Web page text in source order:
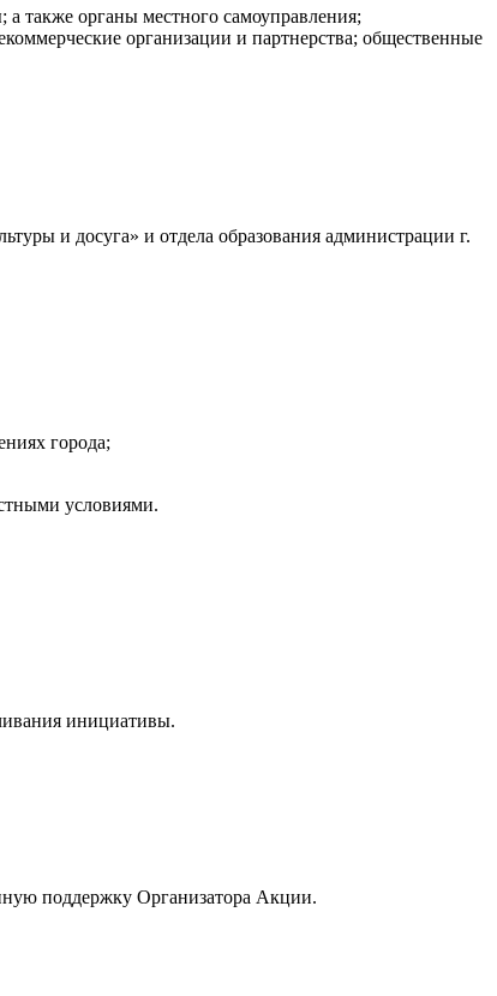
также органы местного самоуправления;
организации и партнерства; общественные
и досуга» и отдела образования администрации г.
города;
условиями.
инициативы.
поддержку Организатора Акции.